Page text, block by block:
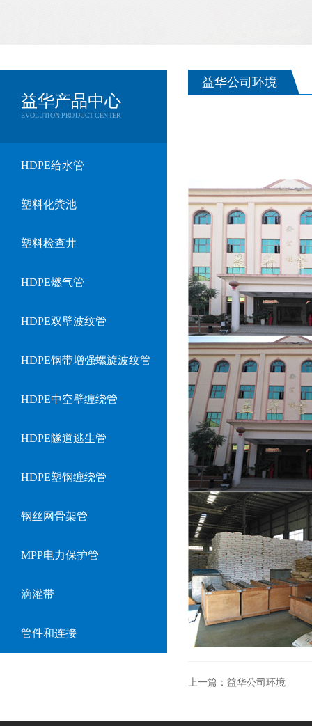
益华产品中心
EVOLUTION PRODUCT CENTER
HDPE给水管
塑料化粪池
塑料检查井
HDPE燃气管
HDPE双壁波纹管
HDPE钢带增强螺旋波纹管
HDPE中空壁缠绕管
HDPE隧道逃生管
HDPE塑钢缠绕管
钢丝网骨架管
MPP电力保护管
滴灌带
管件和连接
益华公司环境
上一篇： 益华公司环境